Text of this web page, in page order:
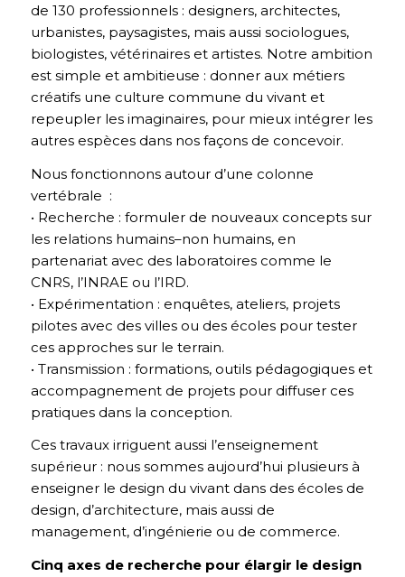
de 130 professionnels : designers, architectes,
urbanistes, paysagistes, mais aussi sociologues,
biologistes, vétérinaires et artistes. Notre ambition
est simple et ambitieuse : donner aux métiers
créatifs une culture commune du vivant et
repeupler les imaginaires, pour mieux intégrer les
autres espèces dans nos façons de concevoir.
Nous fonctionnons autour d’une colonne
vertébrale :
• Recherche : formuler de nouveaux concepts sur
les relations humains–non humains, en
partenariat avec des laboratoires comme le
CNRS, l’INRAE ou l’IRD.
• Expérimentation : enquêtes, ateliers, projets
pilotes avec des villes ou des écoles pour tester
ces approches sur le terrain.
• Transmission : formations, outils pédagogiques et
accompagnement de projets pour diffuser ces
pratiques dans la conception.
Ces travaux irriguent aussi l’enseignement
supérieur : nous sommes aujourd’hui plusieurs à
enseigner le design du vivant dans des écoles de
design, d’architecture, mais aussi de
management, d’ingénierie ou de commerce.
Cinq axes de recherche pour élargir le design